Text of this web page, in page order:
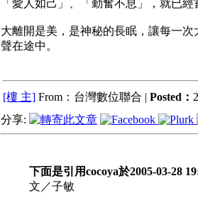
「愛人如己」、「勤奮不息」，就已
大離開是美，是神秘的長眠，讓每一
聲在途中。
[樓 主] From：台灣數位聯合 | Posted：
分享:
下面是引用cocoya於2005-03-28
文／子敏